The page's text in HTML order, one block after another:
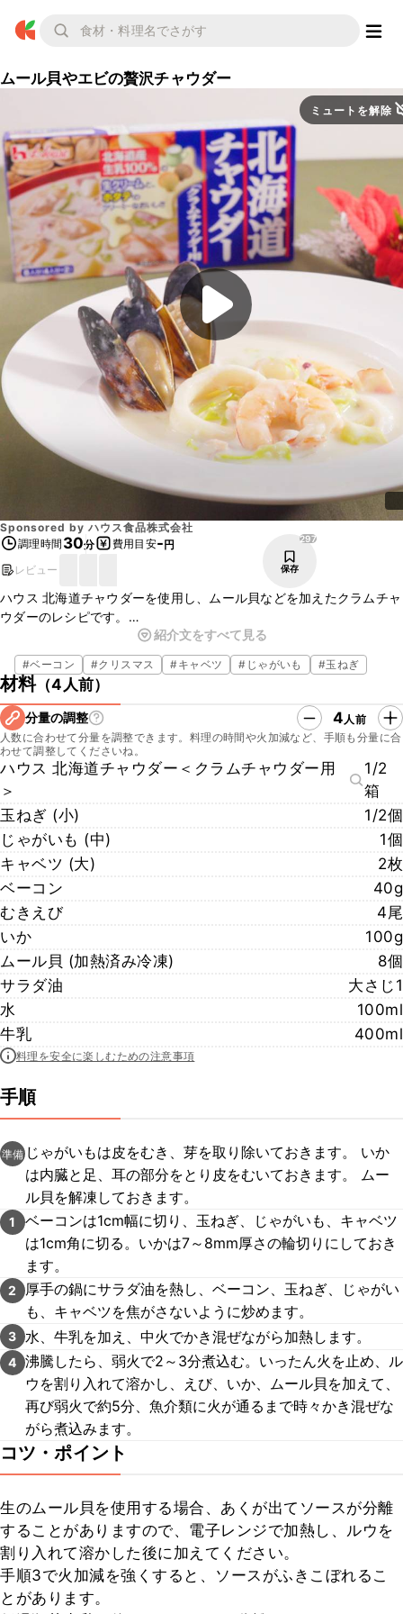
ムール貝やエビの贅沢チャウダー
ミュートを解除
Sponsored by ハウス食品株式会社
調理時間 30分 費用目安-円
レビュー
297
保存
ハウス 北海道チャウダーを使用し、ムール貝などを加えたクラムチャ
ウダーのレシピです。
ムール貝やえび、いかが入った豪華なクラムチャウダーなのでクリス
マスにもおすすめのメニューとなっているのでぜひお試しください
ね。
紹介文をすべて見る
#ベーコン #クリスマス #キャベツ # じゃがいも #玉ねぎ
材料（4人前）
分量の調整 4人前
人数に合わせて分量を調整できます。料理の時間や火加減など、手順も分量に合
わせて調整してくださいね。
ハウス 北海道チャウダー＜クラムチャウダー用
＞
1/2
箱
玉ねぎ (小)
1/2個
じゃがいも (中)
1個
キャベツ (大)
2枚
ベーコン
40g
むきえび
4尾
いか
100g
ムール貝 (加熱済み冷凍)
8個
サラダ油
大さじ1
水
100ml
牛乳
400ml
料理を安全に楽しむための注意事項
手順
準備 じゃがいもは皮をむき、芽を取り除いておきます。 いか
は内臓と足、耳の部分をとり皮をむいておきます。 ムー
ル貝を解凍しておきます。
1
ベーコンは1cm幅に切り、玉ねぎ、じゃがいも、キャベツ
は1cm角に切る。いかは7～8mm厚さの輪切りにしておき
ます。
2
厚手の鍋にサラダ油を熱し、ベーコン、玉ねぎ、じゃがい
も、キャベツを焦がさないように炒めます。
3 水、牛乳を加え、中火でかき混ぜながら加熱します。
4 沸騰したら、弱火で2～3分煮込む。いったん火を止め、ル
ウを割り入れて溶かし、えび、いか、ムール貝を加えて、
再び弱火で約5分、魚介類に火が通るまで時々かき混ぜな
がら煮込みます。
コツ・ポイント
生のムール貝を使用する場合、あくが出てソースが分離
することがありますので、電子レンジで加熱し、ルウを
割り入れて溶かした後に加えてください。
手順3で火加減を強くすると、ソースがふきこぼれるこ
とがあります。